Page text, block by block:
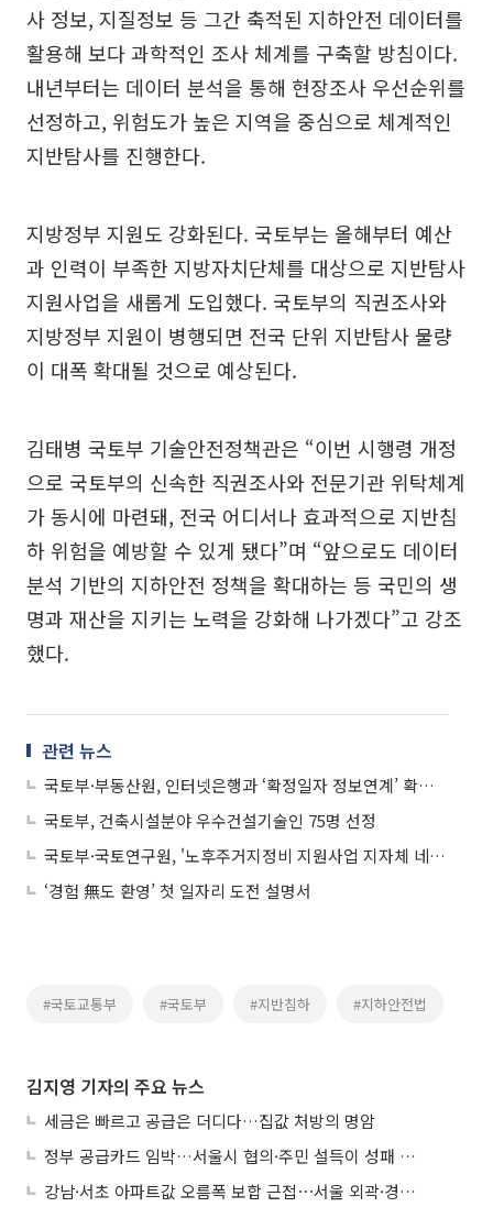
사 정보, 지질정보 등 그간 축적된 지하안전 데이터를
활용해 보다 과학적인 조사 체계를 구축할 방침이다.
내년부터는 데이터 분석을 통해 현장조사 우선순위를
선정하고, 위험도가 높은 지역을 중심으로 체계적인
지반탐사를 진행한다.
지방정부 지원도 강화된다. 국토부는 올해부터 예산
과 인력이 부족한 지방자치단체를 대상으로 지반탐사
지원사업을 새롭게 도입했다. 국토부의 직권조사와
지방정부 지원이 병행되면 전국 단위 지반탐사 물량
이 대폭 확대될 것으로 예상된다.
김태병 국토부 기술안전정책관은 “이번 시행령 개정
으로 국토부의 신속한 직권조사와 전문기관 위탁체계
가 동시에 마련돼, 전국 어디서나 효과적으로 지반침
하 위험을 예방할 수 있게 됐다”며 “앞으로도 데이터
분석 기반의 지하안전 정책을 확대하는 등 국민의 생
명과 재산을 지키는 노력을 강화해 나가겠다”고 강조
했다.
관련 뉴스
국토부·부동산원, 인터넷은행과 ‘확정일자 정보연계’ 확대…"전세사기 예방 강화"
국토부, 건축시설분야 우수건설기술인 75명 선정
국토부·국토연구원, '노후주거지정비 지원사업 지자체 네트워크' 개최
‘경험 無도 환영’ 첫 일자리 도전 설명서
#국토교통부 #국토부 #지반침하 #지하안전법
김지영 기자의 주요 뉴스
세금은 빠르고 공급은 더디다…집값 처방의 명암
정부 공급카드 임박…서울시 협의·주민 설득이 성패 가른다
강남·서초 아파트값 오름폭 보합 근접⋯서울 외곽·경기 남부 중심 매수세